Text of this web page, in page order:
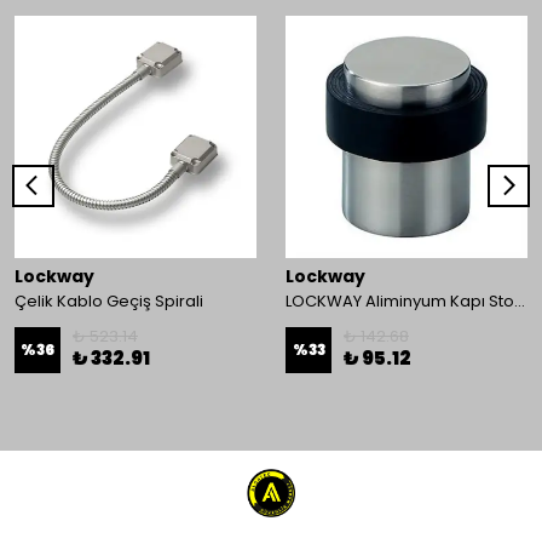
Lockway
Çelik Kablo Geçiş Spirali
%36 ₺ 332.91
Lockway
LOCKWAY Aliminyum Kapı Stoperi
%33 ₺ 95.12